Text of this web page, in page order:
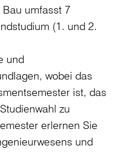
umfasst 7
(1. und 2.
und
wobei das
ist, das
zu
erlernen Sie
und